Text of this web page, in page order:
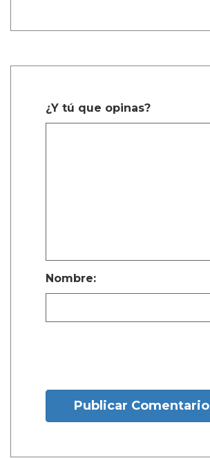
¿Y tú que opinas?
Nombre:
Publicar Comentario